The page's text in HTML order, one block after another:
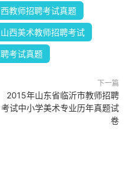
教师招聘考试真题
山西美术教师招聘考试
考试真题
下一篇
2015年山东省临沂市教师招聘
考试中小学美术专业历年真题试
卷